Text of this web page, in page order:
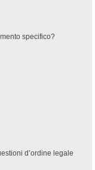
specifico?
d’ordine legale